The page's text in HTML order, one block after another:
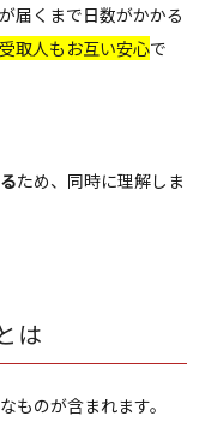
届くまで日数がかかる
取人もお互い安心で
ため、同時に理解しま
は
ものが含まれます。